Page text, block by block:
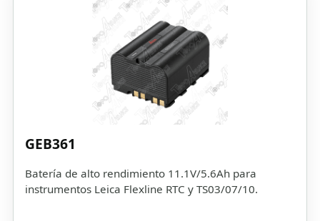
GEB361
Batería de alto rendimiento 11.1V/5.6Ah para
instrumentos Leica Flexline RTC y TS03/07/10.